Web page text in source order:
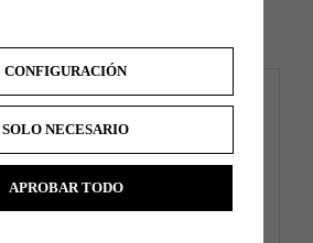
CONFIGURACIÓN
SOLO NECESARIO
APROBAR TODO